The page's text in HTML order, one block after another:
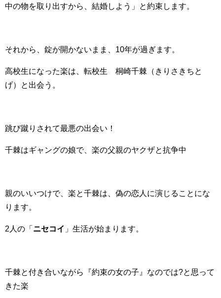
中の物を取り出すから、結婚しよう」と約束します。
それから、錠が開かないまま、10年が過ぎます。
高校生になった楽は、転校生 桐崎千棘（きりさきちと
げ）と出会う。
跳び蹴りされて最悪の出会い！
千棘はギャングの娘で、楽の父親のヤクザと抗争中
親のいいつけで、楽と千棘は、偽の恋人に演じることにな
ります。
2人の「 ニセコイ 」生活が始まります。
千棘と付き合いながら『約束の女の子』なのでは?と思って
きた楽